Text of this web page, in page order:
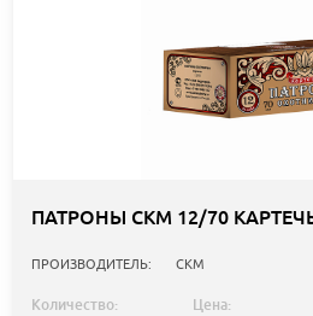
ПАТРОНЫ СКМ 12/70
ПРОИЗВОДИТЕЛЬ: СКМ
Количество: Цена: